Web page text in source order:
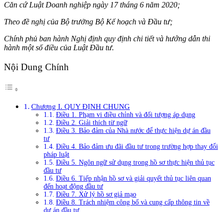
Căn cứ Luật Doanh nghiệp ngày 17 tháng 6 năm 2020;
Theo đề nghị của Bộ trưởng Bộ Kế hoạch và Đầu tư;
Chính phủ ban hành Nghị định quy định chi tiết và hướng dẫn thi
hành một số điều của Luật Đầu tư.
Nội Dung Chính
Chương I. QUY ĐỊNH CHUNG
Điều 1. Phạm vi điều chỉnh và đối tượng áp dụng
Điều 2. Giải thích từ ngữ
Điều 3. Bảo đảm của Nhà nước để thực hiện dự án đầu
tư
Điều 4. Bảo đảm ưu đãi đầu tư trong trường hợp thay đổi
pháp luật
Điều 5. Ngôn ngữ sử dụng trong hồ sơ thực hiện thủ tục
đầu tư
Điều 6. Tiếp nhận hồ sơ và giải quyết thủ tục liên quan
đến hoạt động đầu tư
Điều 7. Xử lý hồ sơ giả mạo
Điều 8. Trách nhiệm công bố và cung cấp thông tin về
dự án đầu tư